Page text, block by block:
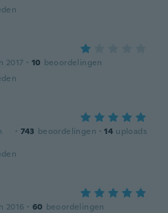
2017 · 10 beoordelingen
· 743 beoordelingen · 14 uploads
2016 · 60 beoordelingen